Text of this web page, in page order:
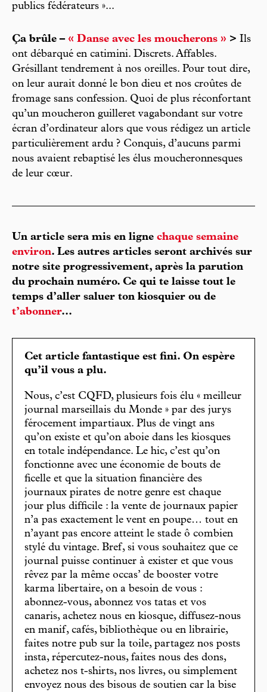
publics fédérateurs »...
Ça brûle – « Danse avec les moucherons » > Ils
ont débarqué en catimini. Discrets. Affables.
Grésillant tendrement à nos oreilles. Pour tout dire,
on leur aurait donné le bon dieu et nos croûtes de
fromage sans confession. Quoi de plus réconfortant
qu’un moucheron guilleret vagabondant sur votre
écran d’ordinateur alors que vous rédigez un article
particulièrement ardu ? Conquis, d’aucuns parmi
nous avaient rebaptisé les élus moucheronnesques
de leur cœur.
Un article sera mis en ligne chaque semaine
environ. Les autres articles seront archivés sur
notre site progressivement, après la parution
du prochain numéro. Ce qui te laisse tout le
temps d’aller saluer ton kiosquier ou de
t’abonner...
Cet article fantastique est fini. On espère
qu’il vous a plu.
Nous, c’est CQFD, plusieurs fois élu « meilleur
journal marseillais du Monde » par des jurys
férocement impartiaux. Plus de vingt ans
qu’on existe et qu’on aboie dans les kiosques
en totale indépendance. Le hic, c’est qu’on
fonctionne avec une économie de bouts de
ficelle et que la situation financière des
journaux pirates de notre genre est chaque
jour plus difficile : la vente de journaux papier
n’a pas exactement le vent en poupe… tout en
n’ayant pas encore atteint le stade ô combien
stylé du vintage. Bref, si vous souhaitez que ce
journal puisse continuer à exister et que vous
rêvez par la même occas’ de booster votre
karma libertaire, on a besoin de vous :
abonnez-vous, abonnez vos tatas et vos
canaris, achetez nous en kiosque, diffusez-nous
en manif, cafés, bibliothèque ou en librairie,
faites notre pub sur la toile, partagez nos posts
insta, répercutez-nous, faites nous des dons,
achetez nos t-shirts, nos livres, ou simplement
envoyez nous des bisous de soutien car la bise